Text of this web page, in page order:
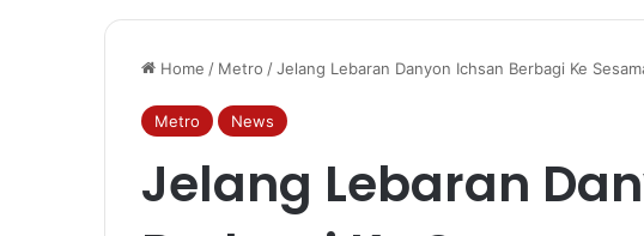
Home / Metro /Jelang Lebaran Danyon Ichsan Berbagi Ke
Metro News
Jelang Lebaran